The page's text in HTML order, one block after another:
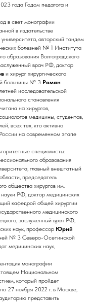
года Годом педагога и
в свет монографии
в издательстве
авторский тандем
болезней № 1 Института
образования Волгоградского
врач РФ, доктор
и хирург хирургического
больницы № 3 Роман
исследовательской
становления
на хирургов,
медицины, студентов,
всех тех, кто активно
на современном этапе
специалисты:
образования
главный внештатный
председатель
общества хирургов им.
РФ, доктор медицинских
кафедрой общей хирургии
медицинского
заслуженный врач РФ,
наук, профессор Юрий
№ 3 Северо-Осетинской
медицинских наук,
монографии
Национальном
который пройдет
27 ноября 2022 г. в Москве,
представить